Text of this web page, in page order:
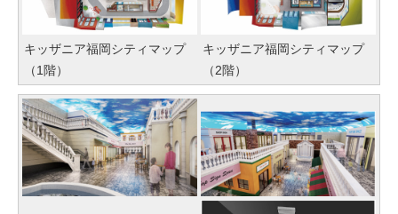
キッザニア福岡シティマップ
（1階）
キッザニア福岡シティマップ
（2階）